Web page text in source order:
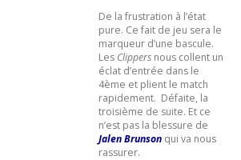
De la frustration à l’état
pure. Ce fait de jeu sera le
marqueur d’une bascule.
Les Clippers nous collent un
éclat d’entrée dans le
4ème et plient le match
rapidement. Défaite, la
troisième de suite. Et ce
n’est pas la blessure de
Jalen Brunson qui va nous
rassurer.